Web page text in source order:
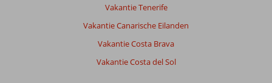
Vakantie Tenerife
Vakantie Canarische Eilanden
Vakantie Costa Brava
Vakantie Costa del Sol